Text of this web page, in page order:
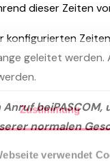
Zustimmung
verwendet
dieser Zeiten
konfigurierten
geleitet
normalen